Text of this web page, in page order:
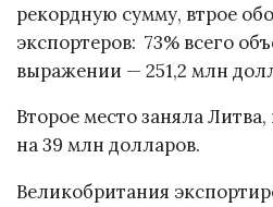
рекордную сумму, втрое
экспортеров: 73% всего
выражении — 251,2 млн
Второе место заняла
на 39 млн долларов.
Великобритания